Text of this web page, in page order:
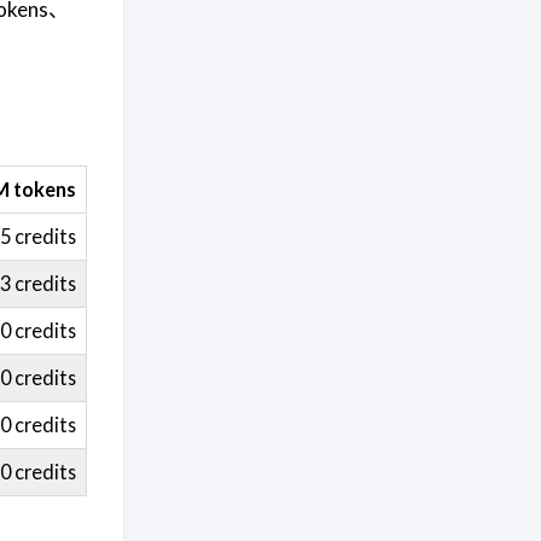
、
tokens
credits
credits
credits
credits
credits
credits